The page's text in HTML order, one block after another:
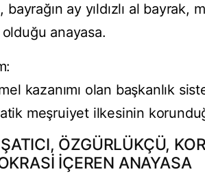
ay yıldızlı al bayrak,
anayasa.
kazanımı olan başkanlık
meşruiyet ilkesinin
ÖZGÜRLÜKÇÜ,
İÇEREN ANAYASA